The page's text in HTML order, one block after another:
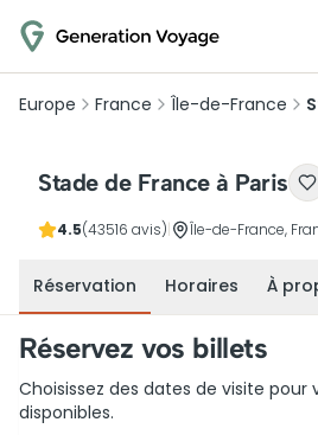
Europe France Île-de-France
Stade de France à Paris
4.5(43516 avis) Île-de-France,
Réservation Horaires À
Réservez vos billets
Choisissez des dates de visite pour
disponibles.